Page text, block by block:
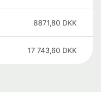
8871,80 DKK
17 743,60 DKK